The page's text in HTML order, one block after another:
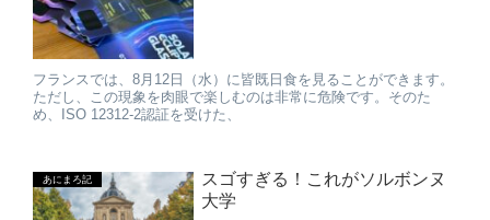
フランスでは、8月12日（水）に皆既日食を見ることができます。
ただし、この現象を肉眼で楽しむのは非常に危険です。そのた
め、ISO 12312-2認証を受けた、
あにまろ記
スゴすぎる！これがソルボンヌ
大学